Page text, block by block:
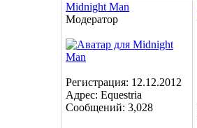
Midnight Man
Модератор
Регистрация: 12.12.2012
Адрес: Equestria
Сообщений: 3,028